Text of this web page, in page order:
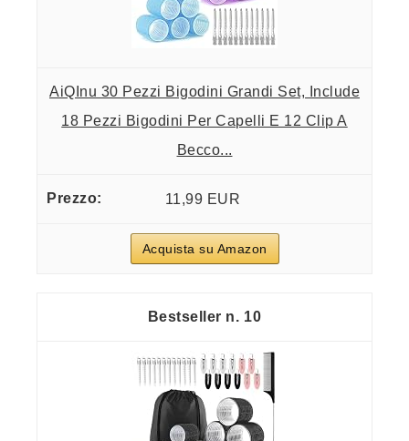
AiQInu 30 Pezzi Bigodini Grandi Set, Include
18 Pezzi Bigodini Per Capelli E 12 Clip A
Becco...
11,99 EUR
Acquista su Amazon
10